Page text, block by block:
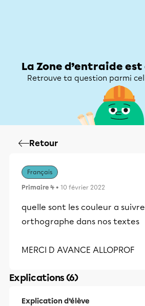
La Zone d’entraide
Retrouve ta question parmi
Retour
Français
Primaire 4 • 10 février 2022
quelle sont les couleur a
orthographe dans nos textes
MERCI D AVANCE ALLOPROF
Explications (6)
Explication d’élève